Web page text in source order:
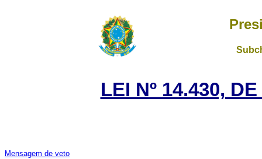
LEI Nº 14.430,
Mensagem de veto